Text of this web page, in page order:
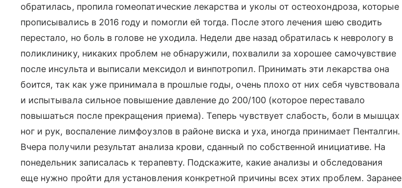
обратилась, пропила гомеопатические лекарства и уколы от остеохондроза, которые
прописывались в 2016 году и помогли ей тогда. После этого лечения шею сводить
перестало, но боль в голове не уходила. Недели две назад обратилась к неврологу в
поликлинику, никаких проблем не обнаружили, похвалили за хорошее самочувствие
после инсульта и выписали мексидол и винпотропил. Принимать эти лекарства она
боится, так как уже принимала в прошлые годы, очень плохо от них себя чувствовала
и испытывала сильное повышение давление до 200/100 (которое переставало
повышаться после прекращения приема). Теперь чувствует слабость, боли в мышцах
ног и рук, воспаление лимфоузлов в районе виска и уха, иногда принимает Пенталгин.
Вчера получили результат анализа крови, сданный по собственной инициативе. На
понедельник записалась к терапевту. Подскажите, какие анализы и обследования
еще нужно пройти для установления конкретной причины всех этих проблем. Заранее